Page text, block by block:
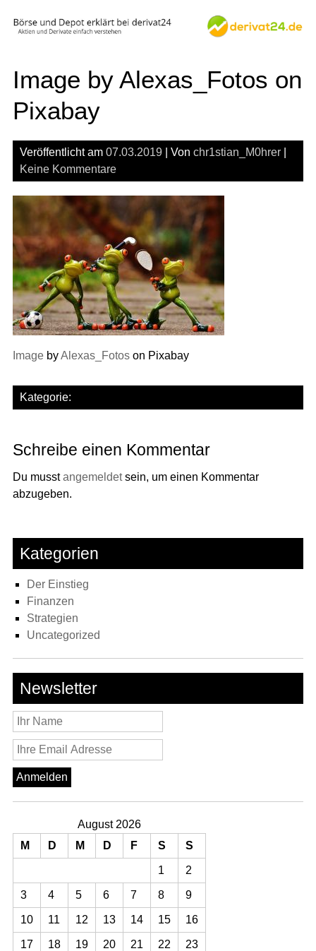
Image by Alexas_Fotos on
Pixabay
Veröffentlicht am 07.03.2019| Von chr1stian_M0hrer|
Keine Kommentare
ImagebyAlexas_Fotoson Pixabay
Kategorie:
Schreibe einen Kommentar
Du musstangemeldetsein, um einen Kommentar
abzugeben.
Kategorien
Der Einstieg
Finanzen
Strategien
Uncategorized
Newsletter
August 2026
M
D M D F S S
1 2
3 4 5 6 7 8 9
10 11 12 13 14 15 16
17 18 19 20 21 22 23